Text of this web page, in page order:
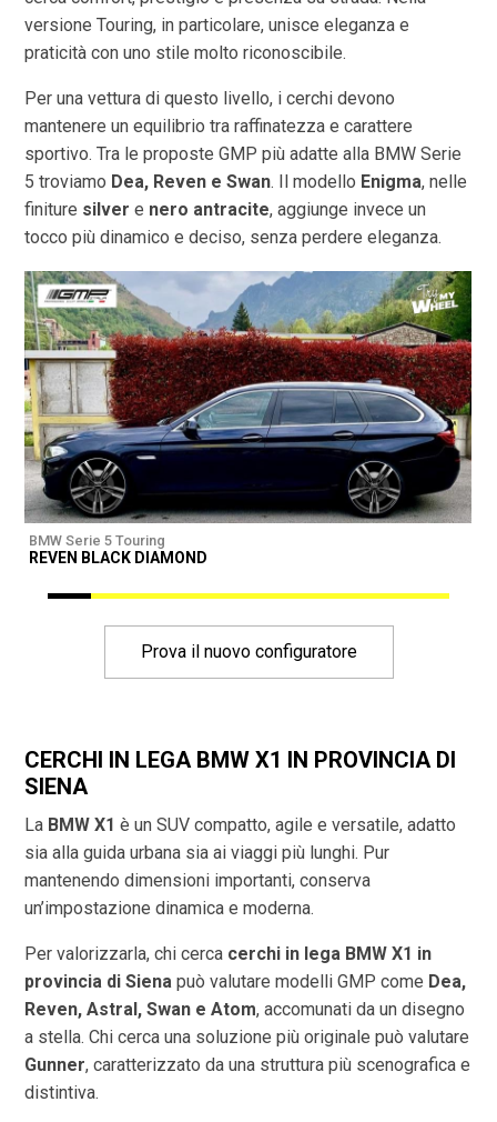
versione Touring, in particolare, unisce eleganza e
praticità con uno stile molto riconoscibile.
Per una vettura di questo livello, i cerchi devono
mantenere un equilibrio tra raffinatezza e carattere
sportivo. Tra le proposte GMP più adatte alla BMW Serie
5 troviamo Dea, Reven e Swan. Il modello Enigma, nelle
finiture silver e nero antracite, aggiunge invece un
tocco più dinamico e deciso, senza perdere eleganza.
BMW Serie 5 Touring
REVEN BLACK DIAMOND
Prova il nuovo configuratore
CERCHI IN LEGA BMW X1 IN PROVINCIA DI
SIENA
La BMW X1 è un SUV compatto, agile e versatile, adatto
sia alla guida urbana sia ai viaggi più lunghi. Pur
mantenendo dimensioni importanti, conserva
un’impostazione dinamica e moderna.
Per valorizzarla, chi cerca cerchi in lega BMW X1 in
provincia diSiena può valutare modelli GMP come Dea,
Reven, Astral, Swan e Atom, accomunati da un disegno
a stella. Chi cerca una soluzione più originale può valutare
Gunner, caratterizzato da una struttura più scenografica e
distintiva.